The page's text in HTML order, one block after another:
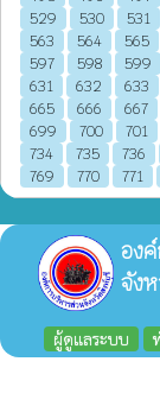
529
530 531
563
564 565
597
598 599
631
632 633
665
666 667
699
700 701
734
735 736
769
770 771
อง
จัง
ผู้ดูแลระบบ